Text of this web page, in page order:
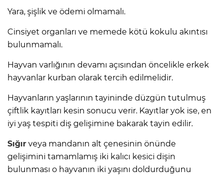
Yara, şişlik ve ödemi olmamalı.
Cinsiyet organları ve memede kötü kokulu akıntısı
bulunmamalı.
Hayvan varlığının devamı açısından öncelikle erkek
hayvanlar kurban olarak tercih edilmelidir.
Hayvanların yaşlarının tayininde düzgün tutulmuş
çiftlik kayıtları kesin sonucu verir. Kayıtlar yok ise, en
iyi yaş tespiti diş gelişimine bakarak tayin edilir.
Sığır veya mandanın alt çenesinin önünde
gelişimini tamamlamış iki kalıcı kesici dişin
bulunması o hayvanın iki yaşını doldurduğunu